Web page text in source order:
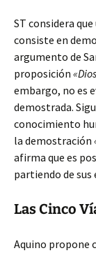
ST considera
consiste en
argumento de
proposición
embargo, no es
demostrada.
conocimiento
la demostración
afirma que es
partiendo de sus
Las Cinco
Aquino propone